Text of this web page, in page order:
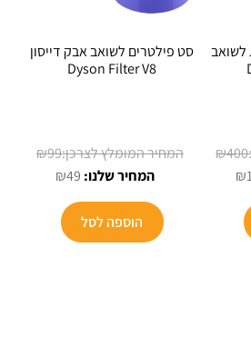
₪400 המחיר
₪המחיר
סט פילטרים לשואב אבק דייסון
Dyson Filter V8
₪99 המחיר
₪49 המחיר
הוספה לסל